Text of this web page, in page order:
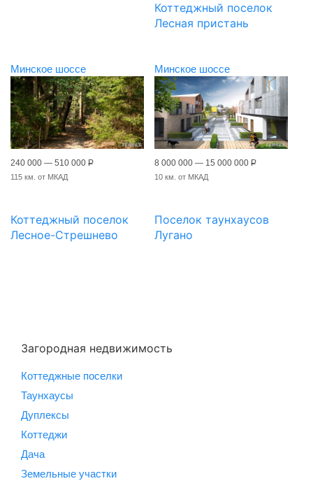
Коттеджный поселок
Лесная пристань
Минское шоссе
240 000 — 510 000 Р
115 км. от МКАД
Коттеджный поселок
Лесное-Стрешнево
Минское шоссе
8 000 000 — 15 000 000 Р
10 км. от МКАД
Поселок таунхаусов
Лугано
Загородная недвижимость
Коттеджные поселки
Таунхаусы
Дуплексы
Коттеджи
Дача
Земельные участки